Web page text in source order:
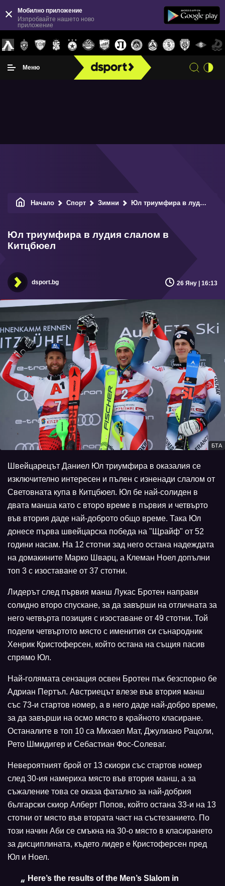
Мобилно приложение
Изпробвайте нашето ново
приложение
Меню
Начало Спорт Зимни Юл триумфира в лудия слалом в Китцбюел
Юл триумфира в лудия слалом в
Китцбюел
dsport.bg 26 Яну | 16:13
БТА
Швейцарецът Даниел Юл триумфира в оказалия се
изключително интересен и пълен с изненади слалом от
Световната купа в Китцбюел. Юл бе най-солиден в
двата манша като с второ време в първия и четвърто
във втория даде най-доброто общо време. Така Юл
донесе първа швейцарска победа на "Щрайф" от 52
години насам. На 12 стотни зад него остана надеждата
на домакините Марко Шварц, а Клеман Ноел допълни
топ 3 с изоставане от 37 стотни.
Лидерът след първия манш Лукас Бротен направи
солидно второ спускане, за да завърши на отличната за
него четвърта позиция с изоставане от 49 стотни. Той
подели четвъртото място с именития си сънародник
Хенрик Кристоферсен, който остана на същия пасив
спрямо Юл.
Най-голямата сензация освен Бротен пък безспорно бе
Адриан Пертъл. Австриецът влезе във втория манш
със 73-и стартов номер, а в него даде най-добро време,
за да завърши на осмо място в крайното класиране.
Останалите в топ 10 са Михаел Мат, Джулиано Рацоли,
Рето Шмидигер и Себастиан Фос-Солеваг.
Невероятният брой от 13 скиори със стартов номер
след 30-ия намериха място във втория манш, а за
съжаление това се оказа фатално за най-добрия
български скиор Алберт Попов, който остана 33-и на 13
стотни от място във втората част на състезанието. По
този начин Аби се смъкна на 30-о място в класирането
за дисциплината, където лидер е Кристоферсен пред
Юл и Ноел.
Here’s the results of the Men’s Slalom in